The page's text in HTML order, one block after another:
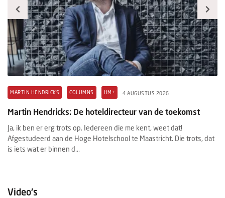
MARTIN HENDRICKS COLUMNS HM+ 4 AUGUSTUS 2026
Martin Hendricks: De hoteldirecteur van de toekomst
Ja, ik ben er erg trots op. Iedereen die me kent, weet dat!
Afgestudeerd aan de Hoge Hotelschool te Maastricht. Die trots, dat
is iets wat er binnen d...
Video's